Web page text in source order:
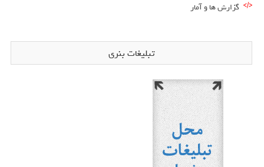
گزارش ها و آمار
تبلیغات بنری